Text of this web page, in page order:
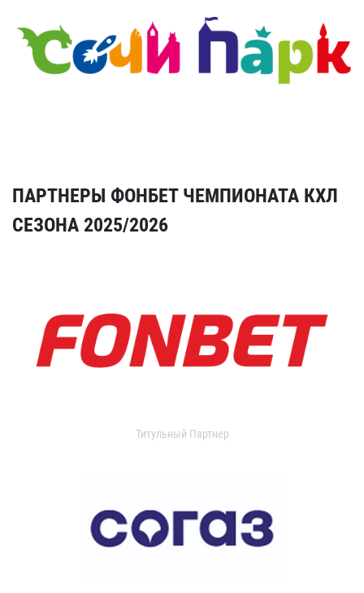
ПАРТНЕРЫ ФОНБЕТ ЧЕМПИОНАТА КХЛ
СЕЗОНА 2025/2026
Титульный Партнер